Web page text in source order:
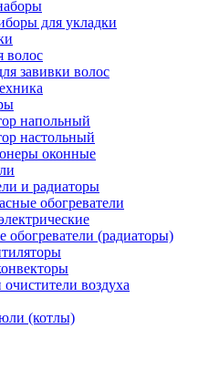
для укладки
волос
завивки волос
напольный
настольный
оконные
и радиаторы
обогреватели
обогреватели (радиаторы)
воздуха
(котлы)